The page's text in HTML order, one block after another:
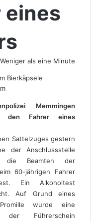
eines
Weniger als eine Minute
Memmingen
den Fahrer eines
Sattelzuges gestern
der Anschlussstelle
die Beamten der
60-jährigen Fahrer
Ein Alkoholtest
Auf Grund eines
wurde eine
der Führerschein